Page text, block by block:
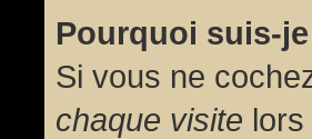
Pourquoi suis-
Si vous ne
chaque visite